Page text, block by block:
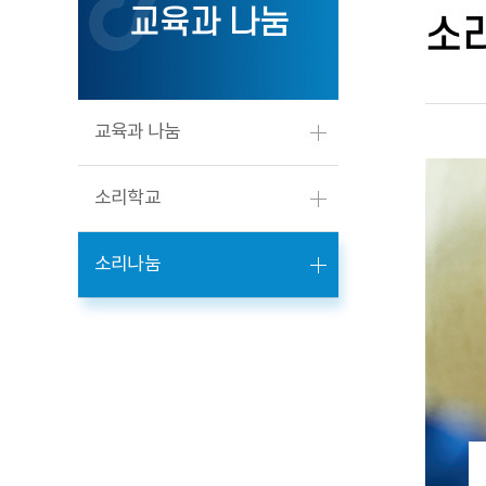
교육과 나눔
교육과 나눔
소리학교
소리나눔
소